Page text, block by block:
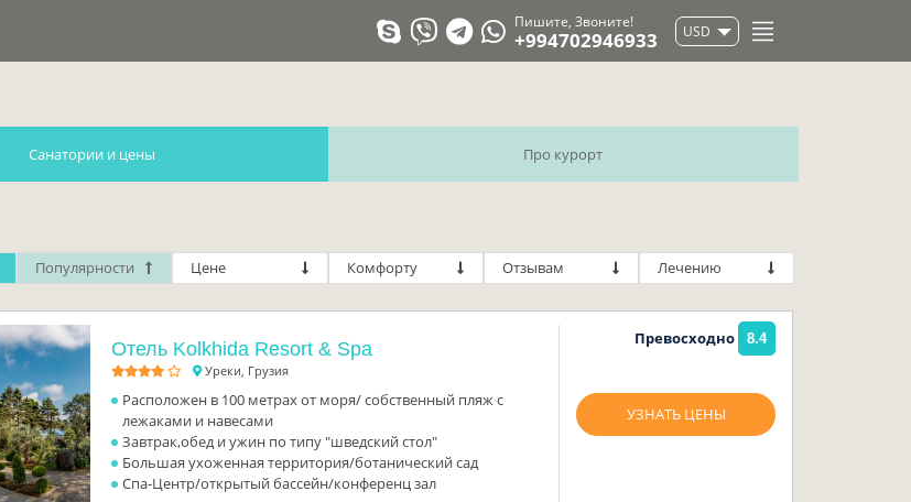
Пишите, Звоните!
+994702946933 USD
Санатории и цены Про курорт
Популярности Цене Комфорту Отзывам Лечению
Отель Kolkhida Resort & Spa
Уреки, Грузия
Расположен в 100 метрах от моря/ собственный пляж с
лежаками и навесами
Завтрак,обед и ужин по типу "шведский стол"
Большая ухоженная территория/ботанический сад
Спа-Центр/открытый бассейн/конференц зал
Превосходно 8.4
УЗНАТЬ ЦЕНЫ